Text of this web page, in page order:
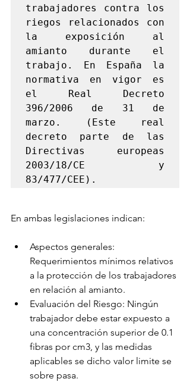
trabajadores contra los
riegos relacionados con
la exposición al
amianto durante el
trabajo. En España la
normativa en vigor es
el Real Decreto
396/2006 de 31 de
marzo. (Este real
decreto parte de las
Directivas europeas
2003/18/CE y
83/477/CEE).
En ambas legislaciones indican:
Aspectos generales:
Requerimientos mínimos relativos
a la protección de los trabajadores
en relación al amianto.
Evaluación del Riesgo: Ningún
trabajador debe estar expuesto a
una concentración superior de 0.1
fibras por cm3, y las medidas
aplicables se dicho valor limite se
sobre pasa.